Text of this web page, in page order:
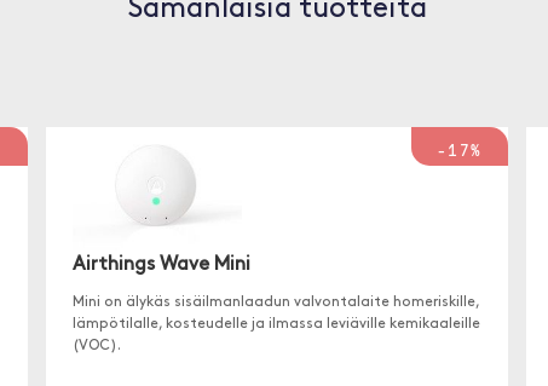
Samanlaisia tuotteita
-17%
Airthings Wave Mini
Mini on älykäs sisäilmanlaadun valvontalaite homeriskille,
lämpötilalle, kosteudelle ja ilmassa leviäville kemikaaleille
(VOC).